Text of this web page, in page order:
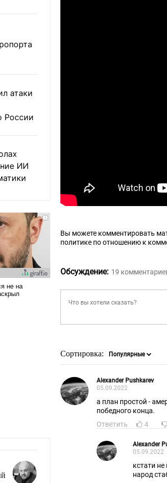
атаки
России
ИИ
Вы можете комментировать
политике по отношению к
Обсуждение: 19
Сортировка:
Alexander Pushkarev
05.09.2022
а план простой -
победного конца.
Ответить
4
Alexander
05.09.2022
кстати
народ